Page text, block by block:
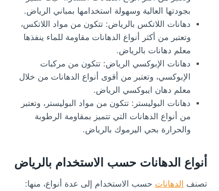
بجودتها العالية وسهولة استخدامها بمباني الرياض.
دهانات اللاتكس بالرياض: تتكون من مواد اللاتكس،
وتعتبر من أكثر أنواع الدهانات مقاومة للماء ينفذها
معلم دهانات بالرياض.
دهانات الإبوكسي الرياض: تتكون من مركبات
الإبوكسي، وتعتبر من أقوى أنواع الدهانات من خلال
معلم دهان ايبوكسي الرياض.
دهانات البوليستر: تتكون من مواد البوليستر، وتعتبر
من أنواع الدهانات التي تتميز بمقاومة الرطوبة
والحرارة بحي اليرموك بالرياض.
أنواع الدهانات حسب الاستخدام بالرياض
تصنف الدهانات حسب الاستخدام إلى عدة أنواع، منها: